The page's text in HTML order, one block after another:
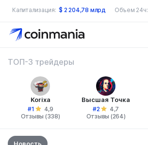
Капитализация: $ 2 204,78 млрд Объем 24ч:
ТОП-3 трейдеры
Korixa
#1
4,9
Отзывы (338)
Высшая Точка
#2
4,7
Отзывы (264)